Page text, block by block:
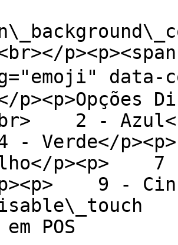
data-
2 -
- Verde</
p><p>
9 -
POS